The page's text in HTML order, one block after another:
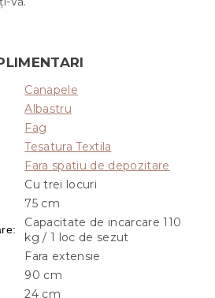
Canapele
Albastru
Fag
Tesatura Textila
Fara spatiu de depozitare
Cu trei locuri
75 cm
:
Capacitate de incarcare 110
kg / 1 loc de sezut
Fara extensie
90 cm
24 cm